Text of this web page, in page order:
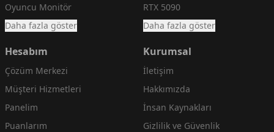
Oyuncu Monitör
Daha fazla göster
RTX 5090
Daha fazla göster
Hesabım
Çözüm Merkezi
Müşteri Hizmetleri
Panelim
Puanlarım
Kurumsal
İletişim
Hakkımızda
İnsan Kaynakları
Gizlilik ve Güvenlik